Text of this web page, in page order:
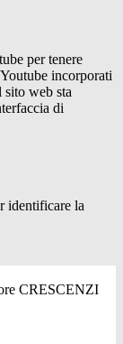
per tenere
incorporati
sito web sta
di
identificare la
CRESCENZI